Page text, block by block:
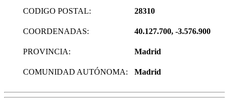
CODIGO POSTAL: 28310
COORDENADAS: 40.127.700, -3.576.900
PROVINCIA: Madrid
COMUNIDAD AUTÓNOMA: Madrid